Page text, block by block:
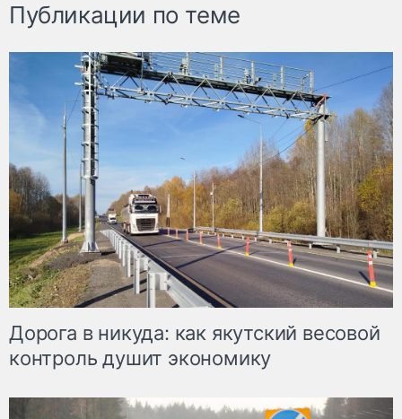
Публикации по теме
Дорога в никуда: как якутский весовой
контроль душит экономику